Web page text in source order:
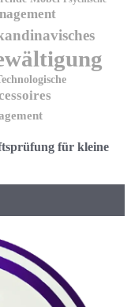
für kleine